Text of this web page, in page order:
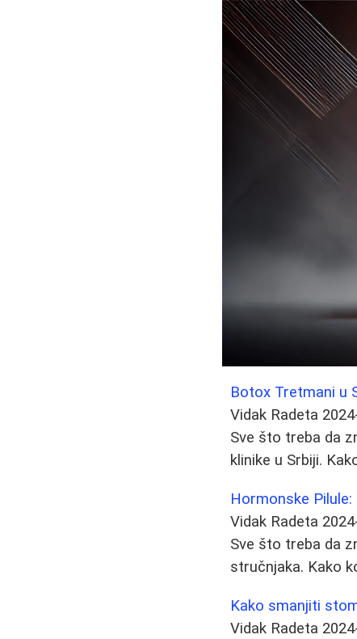
Botox Tretmani u
Vidak Radeta
Sve što treba da
klinike u Srbiji.
Hormonske
Vidak Radeta
Sve što treba da
stručnjaka. Kako
Kako smanjiti
Vidak Radeta